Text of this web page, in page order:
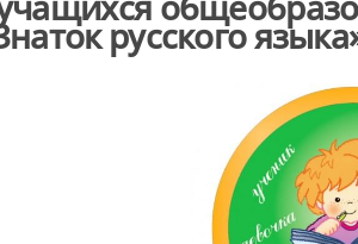
русского